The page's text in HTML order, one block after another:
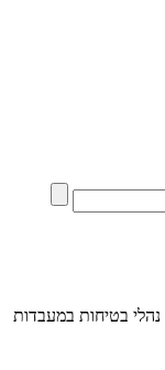
נהלי בטיחות במעבדות